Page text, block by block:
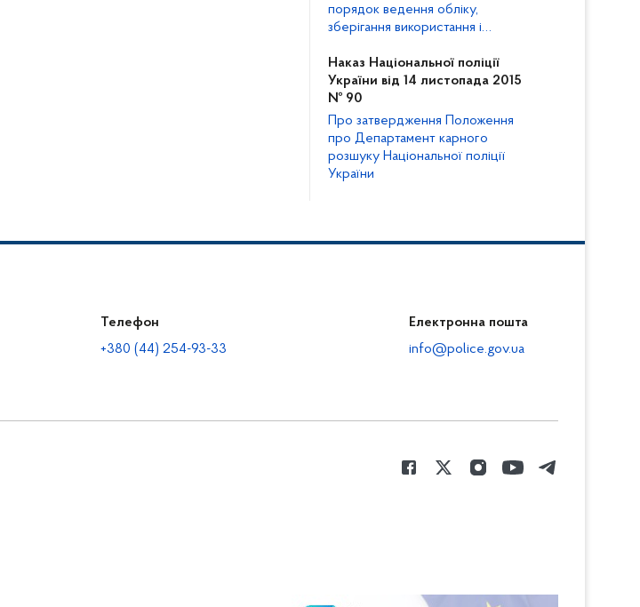
порядок ведення обліку,
зберігання використання і
матеріальних носіїв інформації,
що містять службову інформацію,
у Національній поліції"
Наказ Національної поліції
України від 14 листопада 2015
№ 90
Про затвердження Положення
про Департамент карного
розшуку Національної поліції
України
Телефон
+380 (44) 254-93-33
Електронна пошта
info@police.gov.ua